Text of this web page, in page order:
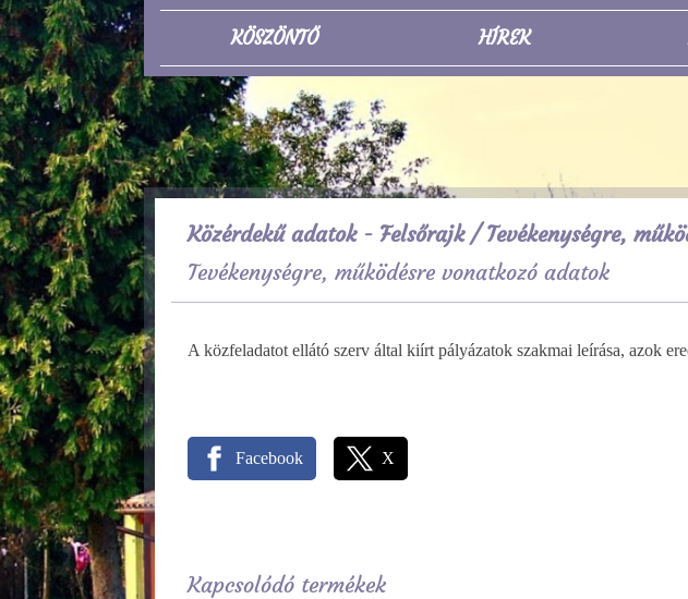
KÖSZÖNTŐ HÍREK
Közérdekű adatok - Felsőrajk/ Tevékenységre,
Tevékenységre, működésre vonatkozó adatok
A közfeladatot ellátó szerv által kiírt pályázatok szakmai leírása, azok
Facebook X
Kapcsolódó termékek